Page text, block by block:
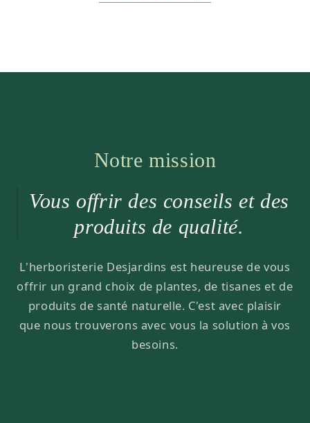
Notre mission
Vous offrir des conseils et des
produits de qualité.
L'herboristerie Desjardins est heureuse de vous
offrir un grand choix de plantes, de tisanes et de
produits de santé naturelle. C'est avec plaisir
que nous trouverons avec vous la solution à vos
besoins.